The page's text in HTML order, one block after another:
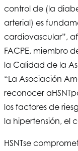
control de (la
arterial) es
cardiovascular”,
FACPE, miembro
la Calidad de la
“La Asociación
reconocer aHSNT
los factores de
la hipertensión, el
HSNTse